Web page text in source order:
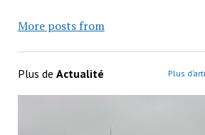
More posts from
Plus de Actualité Plus